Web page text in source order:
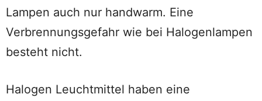
Lampen auch nur handwarm. Eine
Verbrennungsgefahr wie bei Halogenlampen
besteht nicht.
Halogen Leuchtmittel haben eine